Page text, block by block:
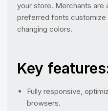
your store. Merchants are
preferred fonts customize
changing colors.
Key
Fully responsive,
browsers.